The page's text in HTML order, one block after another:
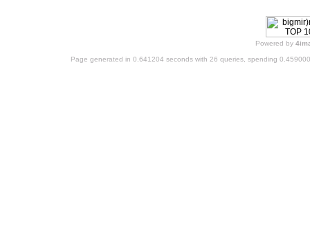
Powered by
Page generated in 0.641204 seconds with 26 queries, spending